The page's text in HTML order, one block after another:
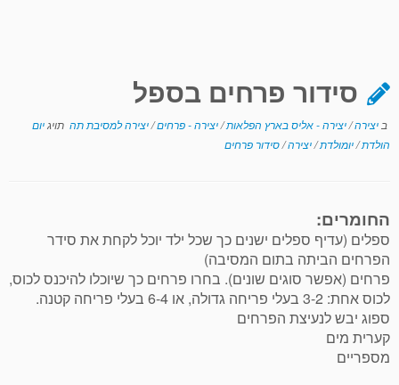
סידור פרחים בספל
ב יצירה/יצירה - אליס בארץ הפלאות/יצירה - פרחים/יצירה למסיבת תה תויגיום
הולדת/יומולדת/יצירה/סידור פרחים
החומרים:
ספלים (עדיף ספלים ישנים כך שכל ילד יוכל לקחת את סידר
הפרחים הביתה בתום המסיבה)
פרחים (אפשר סוגים שונים). בחרו פרחים כך שיוכלו להיכנס לכוס,
לכוס אחת: 3-2 בעלי פריחה גדולה, או 6-4 בעלי פריחה קטנה.
ספוג יבש לנעיצת הפרחים
קערית מים
מספריים